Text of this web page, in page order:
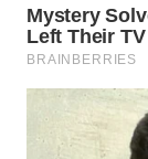
WAHANA
TANI
WAHANA
ADVOKAT